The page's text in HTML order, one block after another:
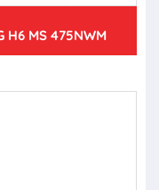
H6 MS 475NWM